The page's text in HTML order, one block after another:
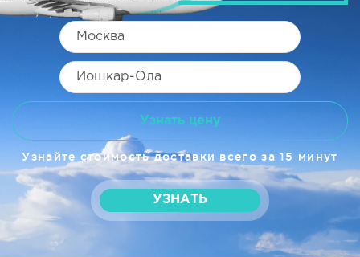
Узнать цену
Узнайте стоимость доставки всего за 15 минут
УЗНАТЬ